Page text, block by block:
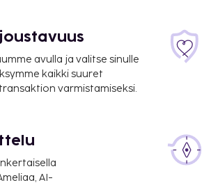
ATOUT.
maksut.
maksut.
ja 10 EUR lapsille
avulla ja valitse sinulle
kaikki suuret
varmistamiseksi.
AI-